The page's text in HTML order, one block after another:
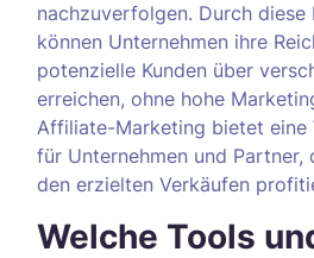
nachzuverfolgen. Durch diese
können Unternehmen ihre
potenzielle Kunden über
erreichen, ohne hohe
Affiliate-Marketing bietet eine
für Unternehmen und Partner,
den erzielten Verkäufen
Welche Tools